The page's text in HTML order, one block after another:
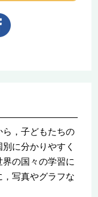
，子どもたちの
に分かりやすく
の国々の学習に
写真やグラフな